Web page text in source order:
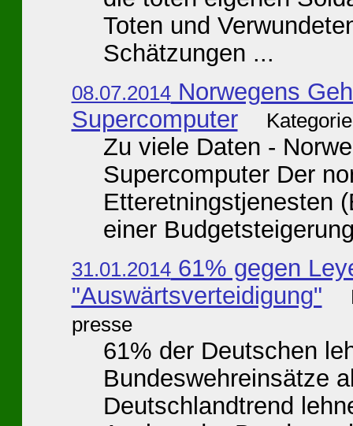
Toten und
Schätzungen ...
08.07.2014Norwegens
Supercomputer
Zu viele Daten -
Supercomputer Der
Etteretningstjenesten
einer
31.01.201461% gegen
"Auswärtsverteidigung"
presse
61% der Deutschen
Bundeswehreinsätze
Deutschlandtrend